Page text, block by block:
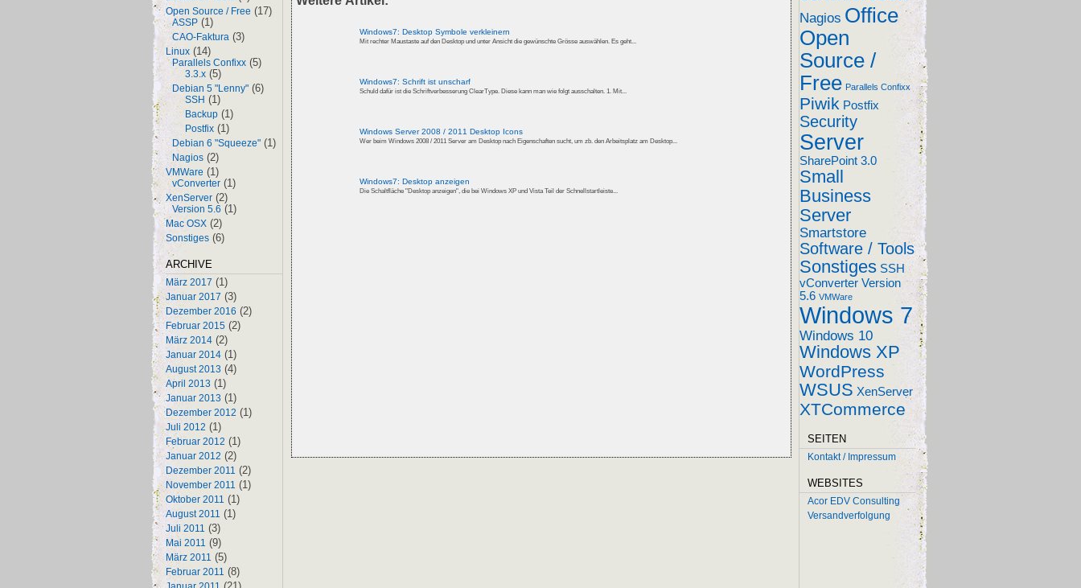
Open Source / Free (17)
ASSP (1)
CAO-Faktura (3)
Linux (14)
Parallels Confixx (5)
3.3.x (5)
Debian 5 "Lenny" (6)
SSH (1)
Backup (1)
Postfix (1)
Debian 6 "Squeeze" (1)
Nagios (2)
VMWare (1)
vConverter (1)
XenServer (2)
Version 5.6 (1)
Mac OSX (2)
Sonstiges (6)
ARCHIVE
März 2017 (1)
Januar 2017 (3)
Dezember 2016 (2)
Februar 2015 (2)
März 2014 (2)
Januar 2014 (1)
August 2013 (4)
April 2013 (1)
Januar 2013 (1)
Dezember 2012 (1)
Juli 2012 (1)
Februar 2012 (1)
Januar 2012 (2)
Dezember 2011 (2)
November 2011 (1)
Oktober 2011 (1)
August 2011 (1)
Juli 2011 (3)
Mai 2011 (9)
März 2011 (5)
Februar 2011 (8)
Windows7: Desktop Symbole verkleinern
Mit rechter Maustaste auf den Desktop und unter Ansicht die gewünschte Grösse auswählen. Es geht...
Windows7: Schrift ist unscharf
Schuld dafür ist die Schriftverbesserung ClearType. Diese kann man wie folgt ausschalten. 1. Mit...
Windows Server 2008 / 2011 Desktop Icons
Wer beim Windows 2008 / 2011 Server am Desktop nach Eigenschaften sucht, um zb. den Arbeitsplatz am Desktop...
Windows7: Desktop anzeigen
Die Schaltfläche "Desktop anzeigen", die bei Windows XP und Vista Teil der Schnellstartleiste...
Nagios Office
Open
Source /
Free Parallels Confixx
Piwik Postfix
Security
Server
SharePoint 3.0
Small
Business
Server
Smartstore
Software / Tools
Sonstiges SSH
vConverter Version
5.6 VMWare
Windows 7
Windows 10
Windows XP
WordPress
WSUS XenServer
XTCommerce
SEITEN
Kontakt / Impressum
WEBSITES
Acor EDV Consulting
Versandverfolgung